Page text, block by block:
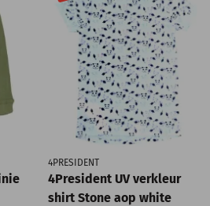
4PRESIDENT
4President UV verkleur
shirt Stone aop white